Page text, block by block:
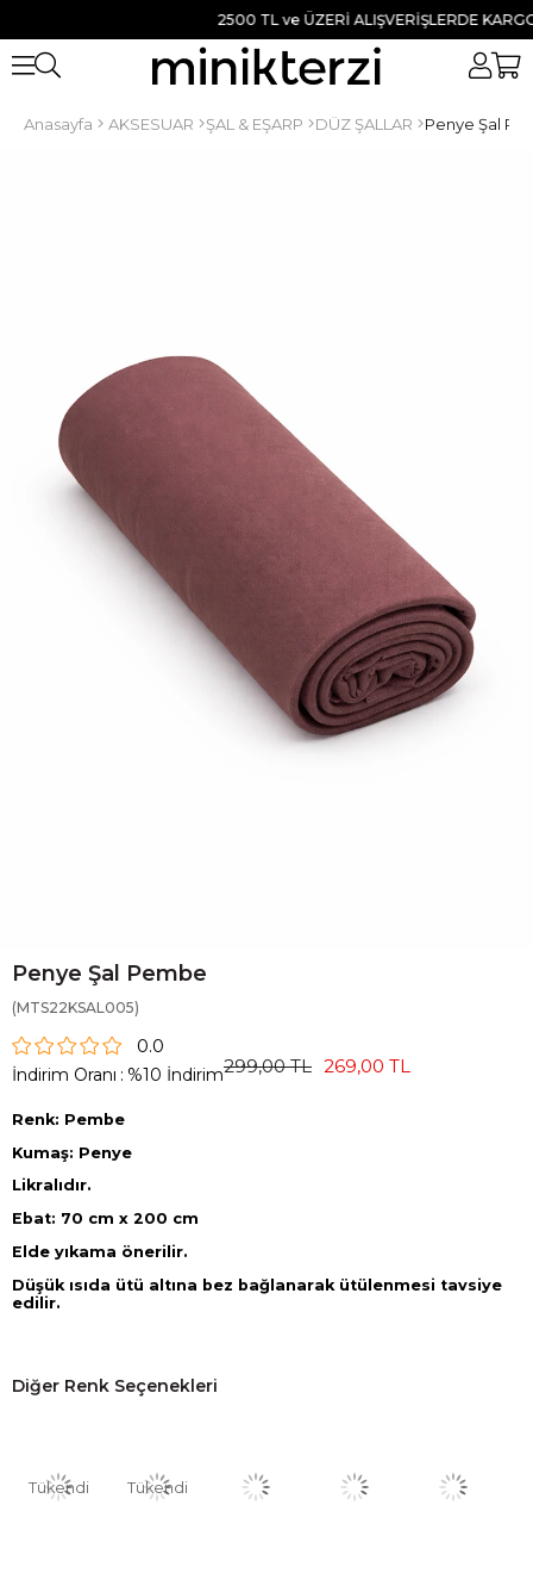
2500 TL ve ÜZERİ ALIŞVERİŞLERDE KARGO
Anasayfa AKSESUAR ŞAL & EŞARP DÜZ ŞALLAR Penye Şal
Penye Şal Pembe
(MTS22KSAL005)
0.0
İndirim Oranı : %10 İndirim299,00 TL 269,00 TL
Renk: Pembe
Kumaş: Penye
Likralıdır.
Ebat: 70 cm x 200 cm
Elde yıkama önerilir.
Düşük ısıda ütü altına bez bağlanarak ütülenmesi tavsiye
edilir.
Diğer Renk Seçenekleri
Tükendi Tükendi